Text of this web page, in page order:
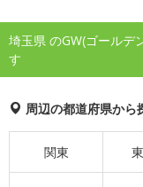
埼玉県 のGW(ゴールデ
す
周辺の都道府県から
関東